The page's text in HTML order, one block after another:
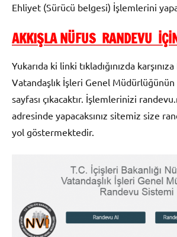
Ehliyet (Sürücü belgesi) İşlemlerini
AKKIŞLA NÜFUS RANDEVU
Yukarıda ki linki tıkladığınızda
Vatandaşlık İşleri Genel
sayfası çıkacaktır. İşlemlerinizi
adresinde yapacaksınız sitemiz size
yol göstermektedir.